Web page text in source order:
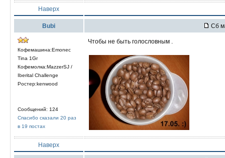
Наверх
Bubi Сб
Кофемашина:Emonec
Tina 1Gr
Кофемолка:MazzerSJ /
Iberital Challenge
Ростер:kenwood
Сообщений: 124
Спасибо сказали 20 раз
в 19 постах
Чтобы не быть голословным .
Наверх